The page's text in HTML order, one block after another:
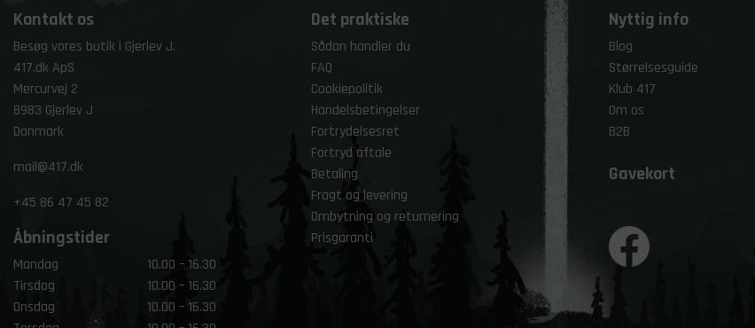
Kontakt os
Besøg vores butik i Gjerlev J.
417.dk ApS
Mercurvej 2
8983 Gjerlev J
Danmark
mail@417.dk
+45 86 47 45 82
Åbningstider
Mandag
10.00 – 16.30
Tirsdag
10.00 – 16.30
Onsdag
10.00 – 16.30
Det praktiske
Sådan handler du
FAQ
Cookiepolitik
Handelsbetingelser
Fortrydelsesret
Fortryd aftale
Betaling
Fragt og levering
Ombytning og returnering
Prisgaranti
Nyttig info
Blog
Størrelsesguide
Klub 417
Om os
B2B
Gavekort